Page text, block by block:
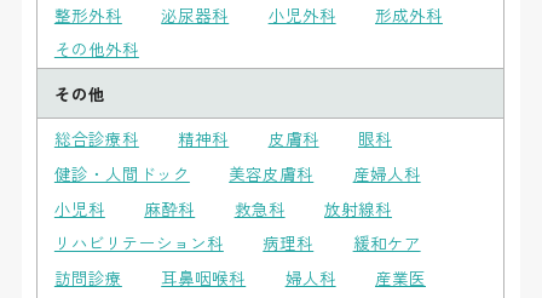
整形外科
泌尿器科 小児外科
形成外科
その他外科
その他
総合診療科
精神科 皮膚科
眼科
健診・人間ドック
美容皮膚科
産婦人科
小児科
麻酔科 救急科
放射線科
リハビリテーション科
病理科
緩和ケア
訪問診療
耳鼻咽喉科 婦人科
産業医